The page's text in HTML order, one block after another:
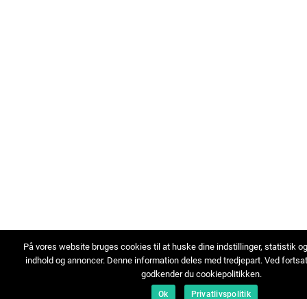
På vores website bruges cookies til at huske dine indstillinger, statistik
indhold og annoncer. Denne information deles med tredjepart. Ved
godkender du cookiepolitikken.
Ok Privatlivspolitik